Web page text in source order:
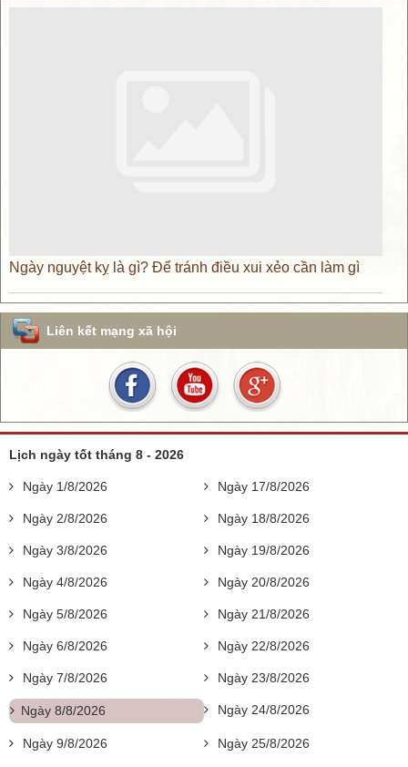
Ngày nguyệt kỵ là gì? Để tránh điều xui xẻo cần làm gì
Liên kết mạng xã hội
Lịch ngày tốt tháng 8 - 2026
Ngày 1/8/2026
Ngày 2/8/2026
Ngày 3/8/2026
Ngày 4/8/2026
Ngày 5/8/2026
Ngày 6/8/2026
Ngày 7/8/2026
Ngày 8/8/2026
Ngày 9/8/2026
Ngày 17/8/2026
Ngày 18/8/2026
Ngày 19/8/2026
Ngày 20/8/2026
Ngày 21/8/2026
Ngày 22/8/2026
Ngày 23/8/2026
Ngày 24/8/2026
Ngày 25/8/2026